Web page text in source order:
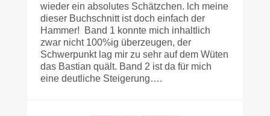
wieder ein absolutes Schätzchen. lch meine
dieser Buchschnitt ist doch einfach der
Hammer! Band 1 konnte mich inhaltlich
zwar nicht 100%ig überzeugen, der
Schwerpunkt lag mir zu sehr auf dem Wüten
das Bastian quält. Band 2 ist da für mich
eine deutliche Steigerung….